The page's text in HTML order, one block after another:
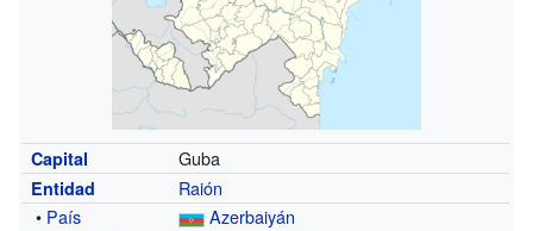
Capital Guba
Entidad
Raión
• País Azerbaiyán